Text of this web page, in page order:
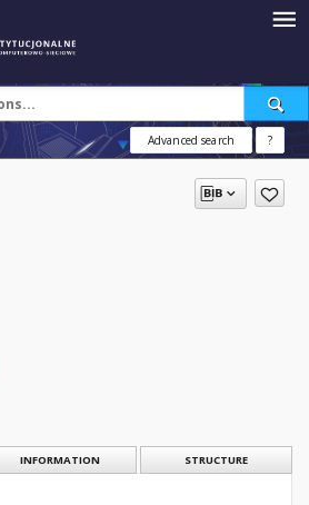
Advanced search ?
INFORMATION STRUCTURE